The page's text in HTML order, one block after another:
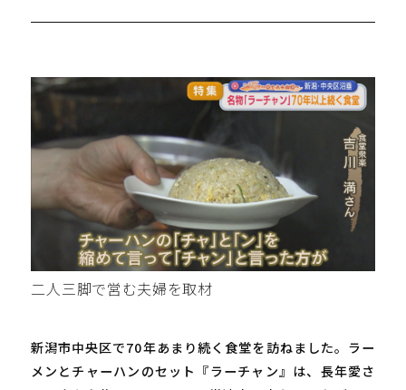
二人三脚で営む夫婦を取材
新潟市中央区で70年あまり続く食堂を訪ねました。ラー
メンとチャーハンのセット『ラーチャン』は、長年愛さ